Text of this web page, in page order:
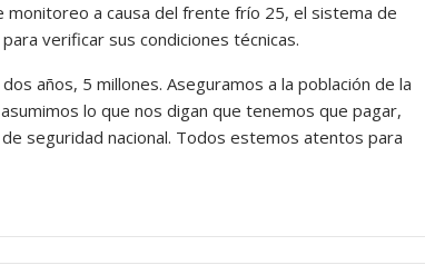
monitoreo a causa del frente frío 25, el sistema de
verificar sus condiciones técnicas.
años, 5 millones. Aseguramos a la población de la
lo que nos digan que tenemos que pagar,
seguridad nacional. Todos estemos atentos para